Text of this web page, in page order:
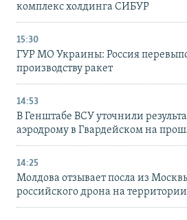
комплекс холдинга СИБУР
15:30
ГУР МО Украины: Россия
производству ракет
14:53
В Генштабе ВСУ уточнили
аэродрому в Гвардейском на
14:25
Молдова отзывает посла из
российского дрона на